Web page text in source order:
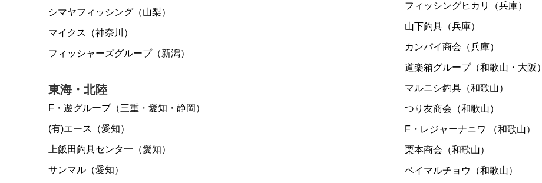
シマヤフィッシング（山梨）
マイクス（神奈川）
フィッシャーズグループ（新潟）
東海・北陸
F・遊グループ（三重・愛知・静岡）
(有)エース（愛知）
上飯田釣具センタ一（愛知）
サンマル（愛知）
フィッシングヒカリ（兵庫）
山下釣具（兵庫）
カンパイ商会（兵庫）
道楽箱グループ（和歌山・大阪）
マルニシ釣具（和歌山）
つり友商会（和歌山）
F・レジャーナニワ （和歌山）
栗本商会（和歌山）
ベイマルチョウ（和歌山）